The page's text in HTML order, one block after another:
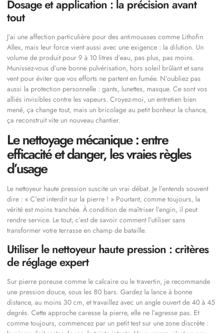
Dosage et application : la précision avant
tout
J’ai une affection particulière pour des antimousses comme Lithofin
Allex, mais leur force vient aussi avec une exigence : la dilution. Un
volume de produit pour 9 à 10 litres d’eau, pas plus, pas moins.
Munissez-vous d’une bonne pulvérisation, hors soleil brûlant et sans
vent pour éviter que vos efforts ne partent en fumée. N’oubliez pas
aussi la protection personnelle : gants, lunettes, masque. Ce sont vos
alliés invisibles contre les vapeurs. Croyez-moi, un entretien bien
mené, ça change tout, mais un bricolage au petit bonheur la chance,
ça reconstruit vite un nouveau chantier.
Le nettoyage mécanique : entre
efficacité et danger, les vraies règles
d’usage
Le nettoyeur haute pression suscite un vrai débat. Je l’entends souvent
dire : « C’est interdit sur la pierre ! » Pourtant, comme toujours, la
vérité est moins tranchée. À condition de maîtriser l’engin, il peut
rendre service. Le tout, c’est de savoir comment l’utiliser sans
transformer votre terrasse en champ de bataille.
Utiliser le nettoyeur haute pression : critères
de réglage expert
Sur pierre poreuse comme le calcaire ou le travertin, je recommande
une pression douce, sous les 80 bars. Gardez la lance à bonne
distance, au moins 30 cm, et travaillez avec un angle ouvert de 40 à 45
degrés. Cette approche caresse la pierre, elle ne l’agresse pas. Et
comme toujours, commencez par un petit test sur une zone discrète :